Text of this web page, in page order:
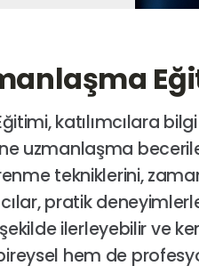
katılımcılara
uzmanlaşma
tekniklerini,
pratik
ilerleyebilir ve
hem de